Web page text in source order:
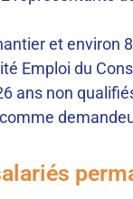
et environ
Emploi du
ans non